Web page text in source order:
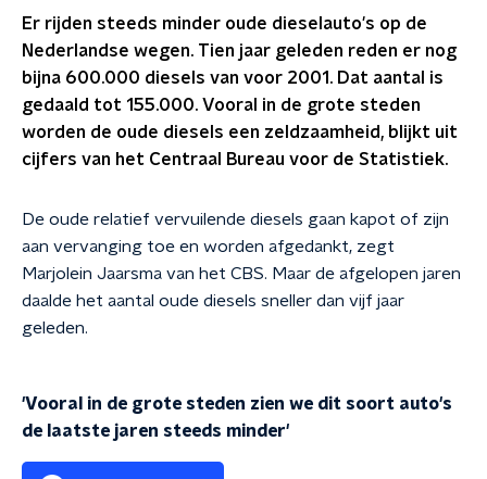
Er rijden steeds minder oude dieselauto's op de
Nederlandse wegen. Tien jaar geleden reden er nog
bijna 600.000 diesels van voor 2001. Dat aantal is
gedaald tot 155.000. Vooral in de grote steden
worden de oude diesels een zeldzaamheid, blijkt uit
cijfers van het Centraal Bureau voor de Statistiek.
De oude relatief vervuilende diesels gaan kapot of zijn
aan vervanging toe en worden afgedankt, zegt
Marjolein Jaarsma van het CBS. Maar de afgelopen jaren
daalde het aantal oude diesels sneller dan vijf jaar
geleden.
'Vooral in de grote steden zien we dit soort auto's
de laatste jaren steeds minder'